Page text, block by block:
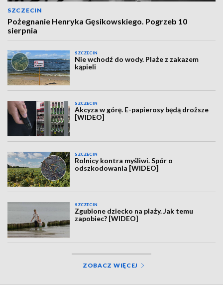
SZCZECIN
Pożegnanie Henryka Gęsikowskiego. Pogrzeb 10
sierpnia
SZCZECIN
Nie wchodź do wody. Plaże z zakazem
kąpieli
SZCZECIN
Akcyza w górę. E-papierosy będą droższe
[WIDEO]
SZCZECIN
Rolnicy kontra myśliwi. Spór o
odszkodowania [WIDEO]
SZCZECIN
Zgubione dziecko na plaży. Jak temu
zapobiec? [WIDEO]
ZOBACZ WIĘCEJ